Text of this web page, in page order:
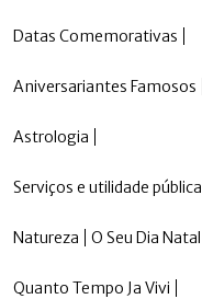
Datas Comemorativas
Aniversariantes Famosos
Astrologia
Serviços e utilidade pública
Natureza O Seu Dia Natal
Quanto Tempo Ja Vivi